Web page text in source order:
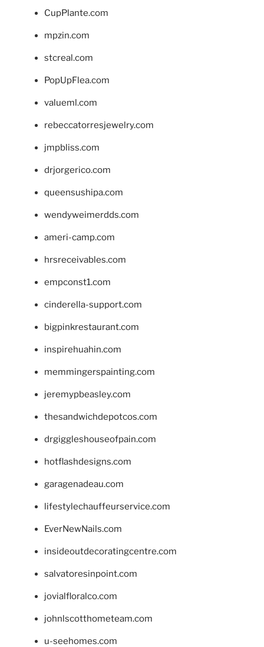
CupPlante.com
mpzin.com
stcreal.com
PopUpFlea.com
valueml.com
rebeccatorresjewelry.com
jmpbliss.com
drjorgerico.com
queensushipa.com
wendyweimerdds.com
ameri-camp.com
hrsreceivables.com
empconst1.com
cinderella-support.com
bigpinkrestaurant.com
inspirehuahin.com
memmingerspainting.com
jeremypbeasley.com
thesandwichdepotcos.com
drgiggleshouseofpain.com
hotflashdesigns.com
garagenadeau.com
lifestylechauffeurservice.com
EverNewNails.com
insideoutdecoratingcentre.com
salvatoresinpoint.com
jovialfloralco.com
johnlscotthometeam.com
u-seehomes.com